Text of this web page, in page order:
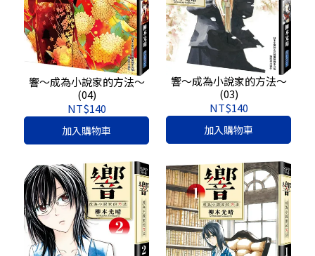
響～成為小說家的方法～
(04)
NT$140
加入購物車
響～成為小說家的方法～
(03)
NT$140
加入購物車